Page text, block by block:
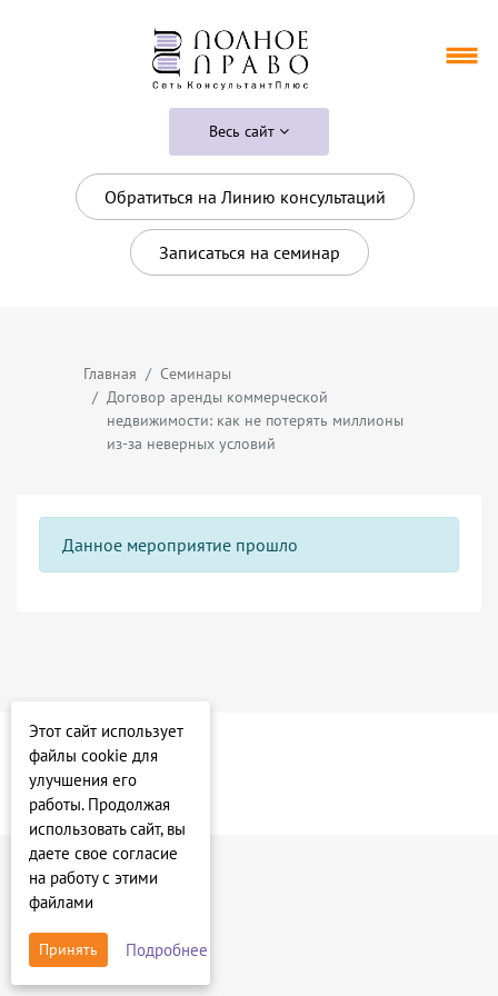
Весь сайт
Обратиться на Линию консультаций
Записаться на семинар
Главная
Семинары
Договор аренды коммерческой
недвижимости: как не потерять миллионы
из-за неверных условий
Данное мероприятие прошло
Этот сайт использует
файлы cookie для
улучшения его
работы. Продолжая
использовать сайт, вы
даете свое согласие
на работу с этими
файлами
Принять Подробнее